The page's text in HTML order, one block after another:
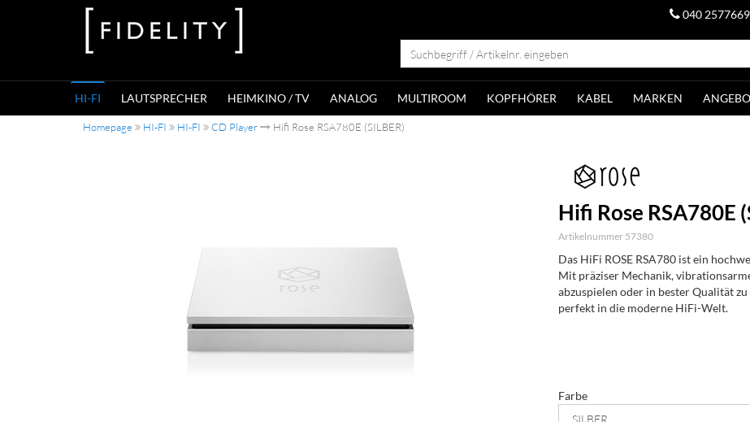
040
HI-FI LAUTSPRECHER HEIMKINO / TV ANALOG MULTIROOM KOPFHÖRER KABEL MARKEN
Homepage HI-FI HI-FI CD Player Hifi Rose RSA780E (SILBER)
Hifi Rose RSA780E
Artikelnummer 57380
Das HiFi ROSE RSA780 ist ein
Mit präziser Mechanik,
abzuspielen oder in bester Qualität
perfekt in die moderne HiFi-Welt.
Farbe